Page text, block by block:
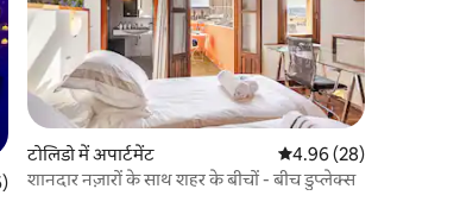
5 में से 5, 26 समीक्षाएँ
टोलिडो में अपार्टमेंट औसत रेटिंग 5 में से 4.96,
4.96 (28)
शानदार नज़ारों के साथ शहर के बीचों - बीच डुप्लेक्स